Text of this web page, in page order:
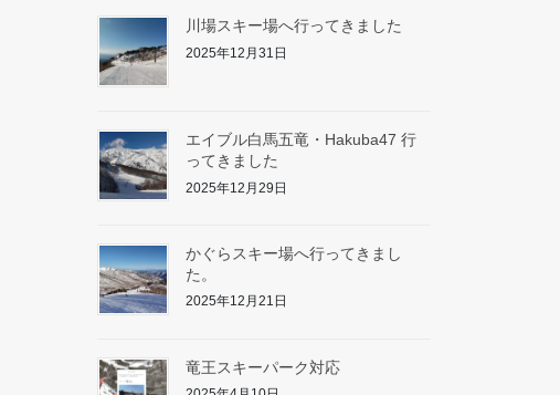
川場スキー場へ行ってきました
2025年12月31日
エイブル白馬五竜・Hakuba47 行
ってきました
2025年12月29日
かぐらスキー場へ行ってきまし
た。
2025年12月21日
竜王スキーパーク対応